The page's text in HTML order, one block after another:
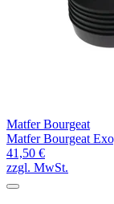
Matfer Bourgeat
Matfer Bourgeat
41,50 €
zzgl. MwSt.